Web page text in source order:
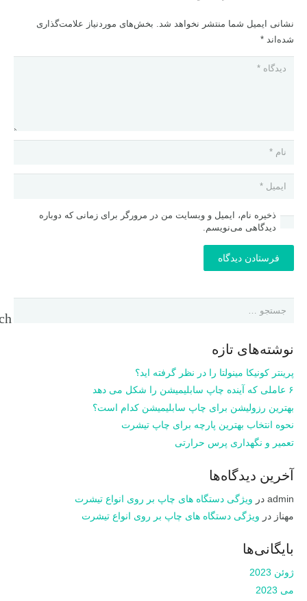
نشانی ایمیل شما منتشر نخواهد شد.
بخش‌های موردنیاز علامت‌گذاری
شده‌اند*
ذخیره نام، ایمیل و وبسایت من در مرورگر برای زمانی که دوباره
دیدگاهی می‌نویسم.
فرستادن دیدگاه
نوشته‌های تازه
پرینتر کونیکا مینولتا را در نظر گرفته اید؟
۶ عاملی که آینده چاپ سابلیمیشن را شکل می دهد
بهترین رزولیشن برای چاپ سابلیمیشن کدام است؟
نحوه انتخاب بهترین پارچه برای چاپ تیشرت
تعمیر و نگهداری پرس حرارتی
آخرین دیدگاه‌ها
admin در ویژگی دستگاه های چاپ بر روی انواع تیشرت
مهناز در ویژگی دستگاه های چاپ بر روی انواع تیشرت
بایگانی‌ها
ژوئن 2023
می 2023